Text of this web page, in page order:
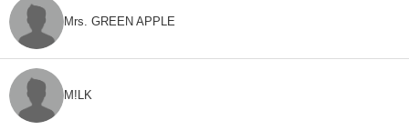
Mrs. GREEN APPLE
M!LK